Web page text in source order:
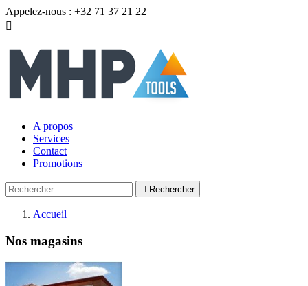
Appelez-nous : +32 71 37 21 22

A propos
Services
Contact
Promotions
 Rechercher
Accueil
Nos magasins